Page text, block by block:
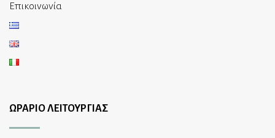
Επικοινωνία
ΩΡΑΡΙΟ ΛΕΙΤΟΥΡΓΙΑΣ